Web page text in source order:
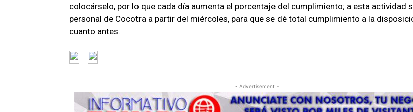
colocárselo, por lo que cada día aumenta el porcentaje del cumplimiento; a esta actividad
personal de Cocotra a partir del miércoles, para que se dé total cumplimiento a la
cuanto antes.
- Advertisement -